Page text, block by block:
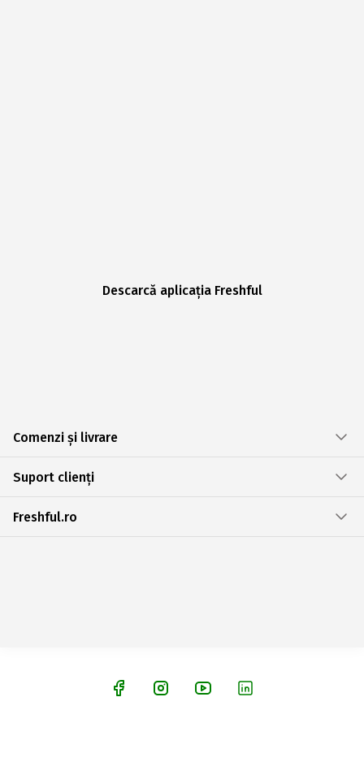
Descarcă aplicația Freshful
Comenzi și livrare
Suport clienți
Freshful.ro